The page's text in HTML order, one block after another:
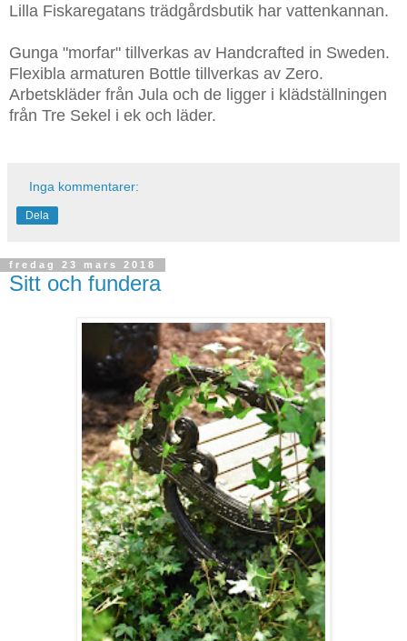
Lilla Fiskaregatans trädgårdsbutik har vattenkannan.
Gunga "morfar" tillverkas av Handcrafted in Sweden.
Flexibla armaturen Bottle tillverkas av Zero.
Arbetskläder från Jula och de ligger i klädställningen
från Tre Sekel i ek och läder.
Inga kommentarer:
Dela
fredag 23 mars 2018
Sitt och fundera